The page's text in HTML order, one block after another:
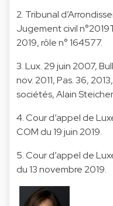
2. Tribunal
Jugement civil
2019, rôle n° 164577.
3. Lux. 29 juin 2007,
nov. 2011, Pas. 36,
sociétés, Alain
4. Cour d’appel de
COM du 19 juin 2019.
5. Cour d’appel de
du 13 novembre 2019.